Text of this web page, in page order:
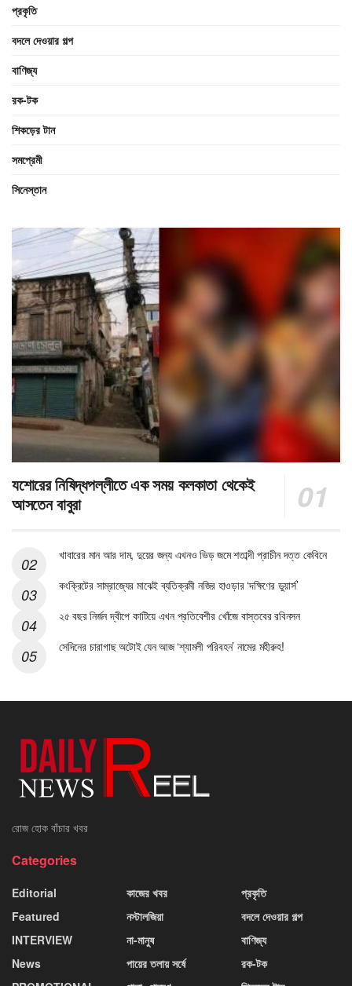
প্রকৃতি
বদলে দেওয়ার গল্প
বাণিজ্য
রক-টক
শিকড়ের টান
সমপ্রেমী
সিনেস্তান
যশোরের নিষিদ্ধপল্লীতে এক সময় কলকাতা থেকেই
আসতেন বাবুরা
খাবারের মান আর দাম, দুয়ের জন্য এখনও ভিড় জমে শতাব্দী প্রাচীন দত্ত কেবিনে
কংক্রিটের সাম্রাজ্যের মাঝেই ব্যতিক্রমী নজির হাওড়ার ‘দক্ষিণের ডুয়ার্স’
২৫ বছর নির্জন দ্বীপে কাটিয়ে এখন প্রতিবেশীর খোঁজে বাস্তবের রবিনসন
সেদিনের চারাগাছ অটোই যেন আজ ‘শ্যামলী পরিবহন’ নামের মহীরুহ!
রোজ হোক বাঁচার খবর
Categories
Editorial
Featured
INTERVIEW
News
কাজের খবর
নস্টালজিয়া
না-মানুষ
পায়ের তলায় সর্ষে
প্রকৃতি
বদলে দেওয়ার গল্প
বাণিজ্য
রক-টক